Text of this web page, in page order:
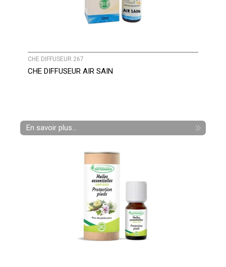
CHE DIFFUSEUR 267
CHE DIFFUSEUR AIR SAIN
En savoir plus...